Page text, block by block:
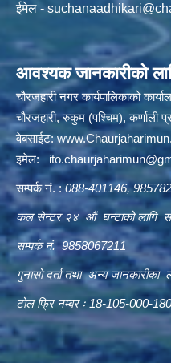
ईमेल -
आवश्यक जानकारीको
चौरजहारी नगर कार्यपालिकाको
चौरजहारी, रुकुम (पश्चिम), कर्णाली
वेबसाईट:
इमेल: ito.chaurjaharimun@
सम्पर्क नं. :088-401146,
कल सेन्टर २४ औं घन्टाको लागि
सम्पर्क नं. 9858067211
गुनासो दर्ता तथा अन्य जानकारीका
टोल फ्रि नम्बर ः 18-105-000-